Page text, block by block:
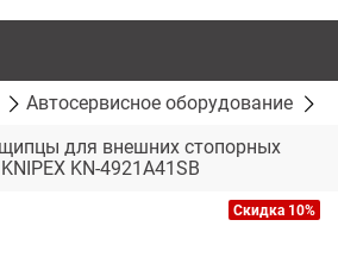
Автосервисное оборудование
для внешних стопорных
KN-4921A41SB
Скидка 10%